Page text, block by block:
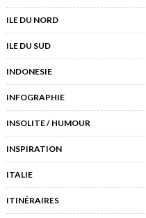
ILE DU NORD
ILE DU SUD
INDONESIE
INFOGRAPHIE
INSOLITE / HUMOUR
INSPIRATION
ITALIE
ITINÉRAIRES